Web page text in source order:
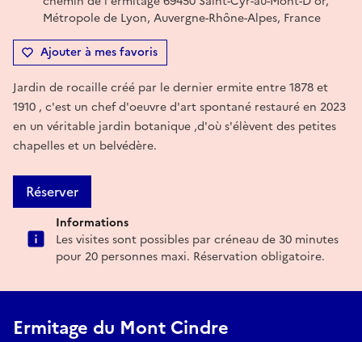
Métropole de Lyon, Auvergne-Rhône-Alpes, France
Ajouter à mes favoris
Jardin de rocaille créé par le dernier ermite entre 1878 et
1910 , c'est un chef d'oeuvre d'art spontané restauré en 2023
en un véritable jardin botanique ,d'où s'élèvent des petites
chapelles et un belvédère.
Réserver
Informations
Les visites sont possibles par créneau de 30 minutes
pour 20 personnes maxi. Réservation obligatoire.
Ermitage du Mont Cindre